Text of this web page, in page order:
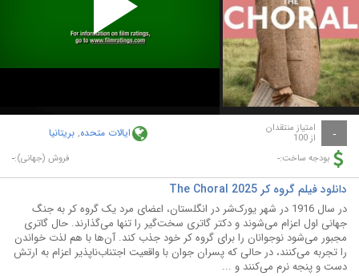
Play
Video
- امتیاز منتقدان
از 100 ایالات متحده, بریتانیا
بودجه ساخت:- فروش (جهانی):-
دانلود فیلم گروه کر The Choral 2025
در سال 1916 در شهر یورک‌شر در انگلستان، اعضای مرد یک گروه کر به جنگ
جهانی اول اعزام می‌شوند و دکتر گاتری سخت‌گیر را تنها می‌گذارند. حال گاتری
مجبور می‌شود نوجوانان را برای گروه کر خود جذب کند. آن‌ها با هم لذت خواندن
را تجربه می‌کنند، در حالی که پسران جوان با واقعیت اجتناب‌ناپذیر اعزام به ارتش
دست و پنجه نرم می‌کنند و ...